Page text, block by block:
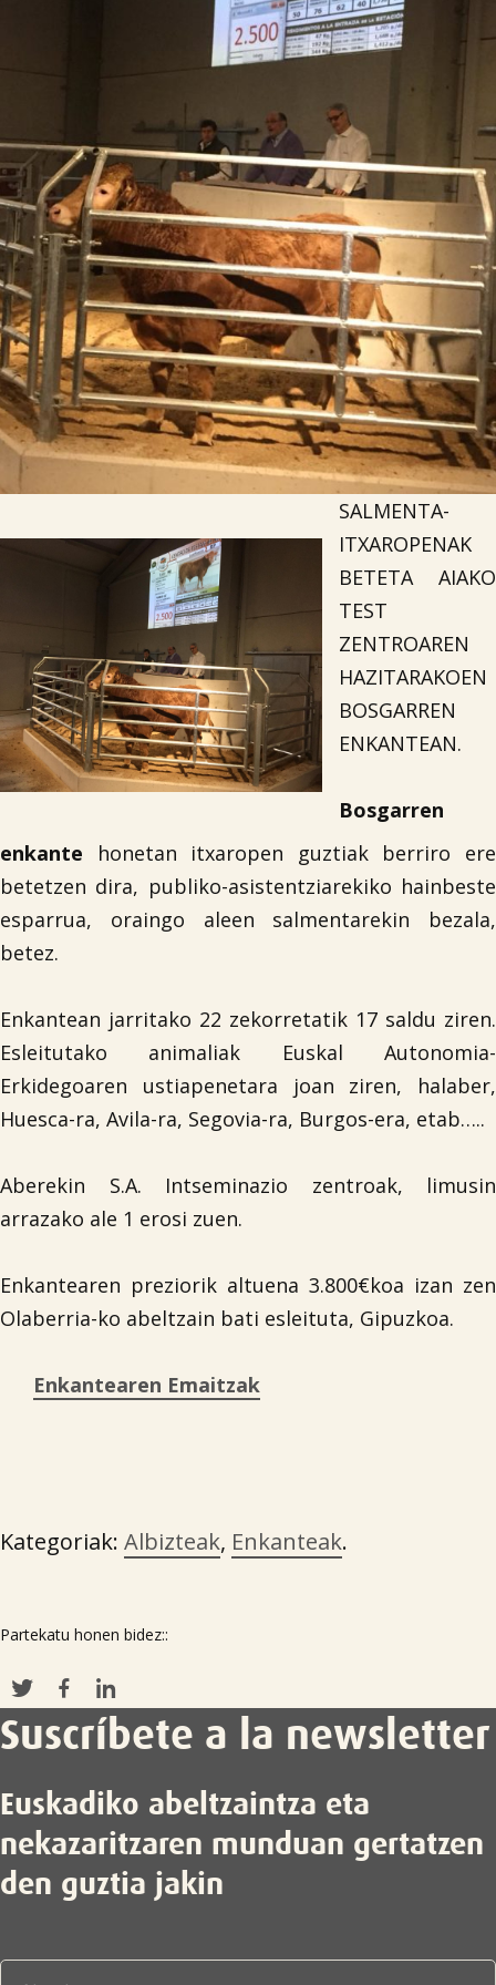

Lursail Market
SALMENTA-
ITXAROPENAK
BETETA AIAKO
TEST
ZENTROAREN
HAZITARAKOEN
BOSGARREN
ENKANTEAN.
Bosgarren
enkante honetan itxaropen guztiak berriro ere
betetzen dira, publiko-asistentziarekiko hainbeste
esparrua, oraingo aleen salmentarekin bezala,
betez.
Enkantean jarritako 22 zekorretatik 17 saldu ziren.
Esleitutako animaliak Euskal Autonomia-
Erkidegoaren ustiapenetara joan ziren, halaber,
Huesca-ra, Avila-ra, Segovia-ra, Burgos-era, etab…..
Aberekin S.A. Intseminazio zentroak, limusin
arrazako ale 1 erosi zuen.
Enkantearen preziorik altuena 3.800€koa izan zen
Olaberria-ko abeltzain bati esleituta, Gipuzkoa.
Enkantearen Emaitzak
Kategoriak: Albizteak, Enkanteak.
Partekatu honen bidez::
Suscríbete a la newsletter
Euskadiko abeltzaintza eta
nekazaritzaren munduan gertatzen
den guztia jakin